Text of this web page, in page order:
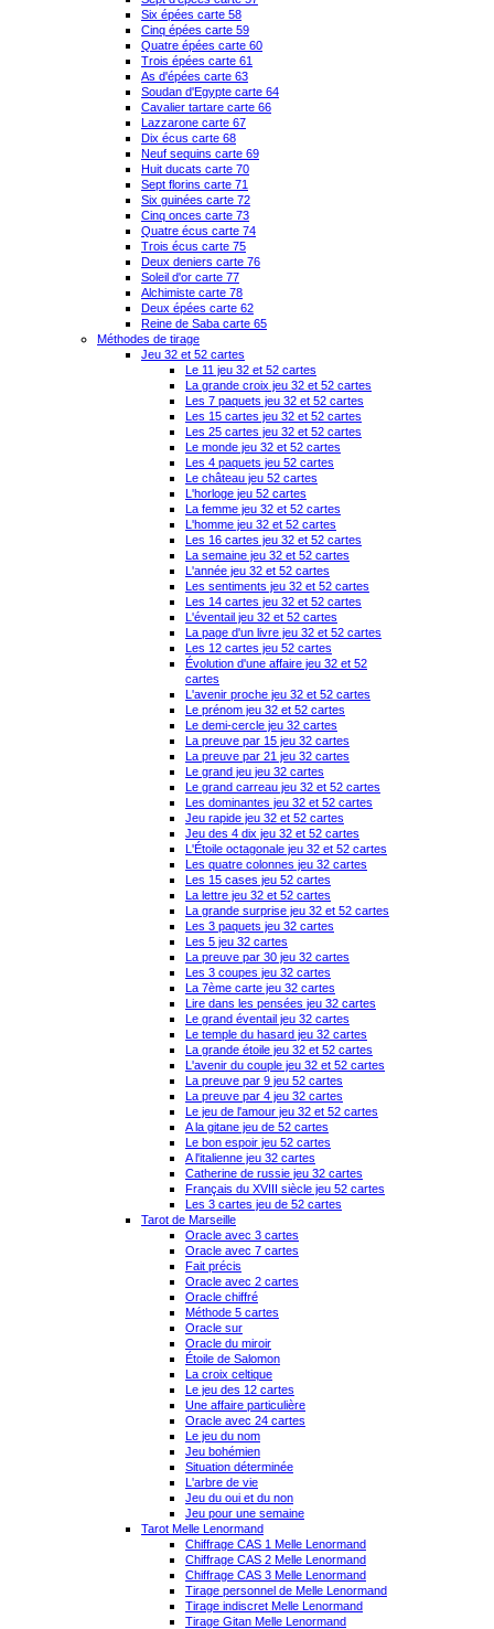
Six épées carte 58
Cinq épées carte 59
Quatre épées carte 60
Trois épées carte 61
As d'épées carte 63
Soudan d'Egypte carte 64
Cavalier tartare carte 66
Lazzarone carte 67
Dix écus carte 68
Neuf sequins carte 69
Huit ducats carte 70
Sept florins carte 71
Six guinées carte 72
Cinq onces carte 73
Quatre écus carte 74
Trois écus carte 75
Deux deniers carte 76
Soleil d'or carte 77
Alchimiste carte 78
Deux épées carte 62
Reine de Saba carte 65
Méthodes de tirage
Jeu 32 et 52 cartes
Le 11 jeu 32 et 52 cartes
La grande croix jeu 32 et 52 cartes
Les 7 paquets jeu 32 et 52 cartes
Les 15 cartes jeu 32 et 52 cartes
Les 25 cartes jeu 32 et 52 cartes
Le monde jeu 32 et 52 cartes
Les 4 paquets jeu 52 cartes
Le château jeu 52 cartes
L'horloge jeu 52 cartes
La femme jeu 32 et 52 cartes
L'homme jeu 32 et 52 cartes
Les 16 cartes jeu 32 et 52 cartes
La semaine jeu 32 et 52 cartes
L'année jeu 32 et 52 cartes
Les sentiments jeu 32 et 52 cartes
Les 14 cartes jeu 32 et 52 cartes
L'éventail jeu 32 et 52 cartes
La page d'un livre jeu 32 et 52 cartes
Les 12 cartes jeu 52 cartes
Évolution d'une affaire jeu 32 et 52
cartes
L'avenir proche jeu 32 et 52 cartes
Le prénom jeu 32 et 52 cartes
Le demi-cercle jeu 32 cartes
La preuve par 15 jeu 32 cartes
La preuve par 21 jeu 32 cartes
Le grand jeu jeu 32 cartes
Le grand carreau jeu 32 et 52 cartes
Les dominantes jeu 32 et 52 cartes
Jeu rapide jeu 32 et 52 cartes
Jeu des 4 dix jeu 32 et 52 cartes
L'Étoile octagonale jeu 32 et 52 cartes
Les quatre colonnes jeu 32 cartes
Les 15 cases jeu 52 cartes
La lettre jeu 32 et 52 cartes
La grande surprise jeu 32 et 52 cartes
Les 3 paquets jeu 32 cartes
Les 5 jeu 32 cartes
La preuve par 30 jeu 32 cartes
Les 3 coupes jeu 32 cartes
La 7ème carte jeu 32 cartes
Lire dans les pensées jeu 32 cartes
Le grand éventail jeu 32 cartes
Le temple du hasard jeu 32 cartes
La grande étoile jeu 32 et 52 cartes
L'avenir du couple jeu 32 et 52 cartes
La preuve par 9 jeu 52 cartes
La preuve par 4 jeu 32 cartes
Le jeu de l'amour jeu 32 et 52 cartes
A la gitane jeu de 52 cartes
Le bon espoir jeu 52 cartes
A l'italienne jeu 32 cartes
Catherine de russie jeu 32 cartes
Français du XVIII siècle jeu 52 cartes
Les 3 cartes jeu de 52 cartes
Tarot de Marseille
Oracle avec 3 cartes
Oracle avec 7 cartes
Fait précis
Oracle avec 2 cartes
Oracle chiffré
Méthode 5 cartes
Oracle sur
Oracle du miroir
Étoile de Salomon
La croix celtique
Le jeu des 12 cartes
Une affaire particulière
Oracle avec 24 cartes
Le jeu du nom
Jeu bohémien
Situation déterminée
L'arbre de vie
Jeu du oui et du non
Jeu pour une semaine
Tarot Melle Lenormand
Chiffrage CAS 1 Melle Lenormand
Chiffrage CAS 2 Melle Lenormand
Chiffrage CAS 3 Melle Lenormand
Tirage personnel de Melle Lenormand
Tirage indiscret Melle Lenormand
Tirage Gitan Melle Lenormand